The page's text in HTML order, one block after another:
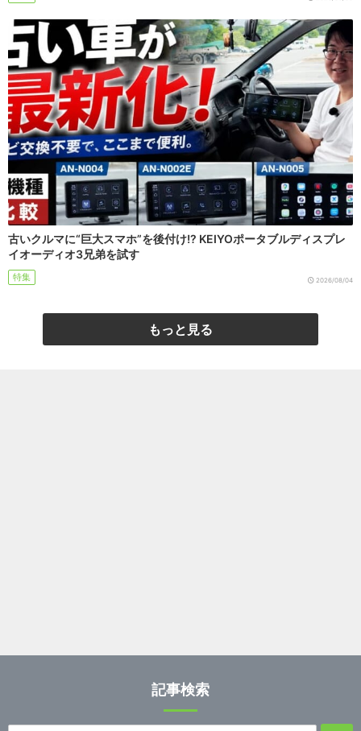
古いクルマに“巨大スマホ”を後付け!? KEIYOポータブルディスプレ
イオーディオ3兄弟を試す
特集 2026/08/04
もっと見る
記事検索